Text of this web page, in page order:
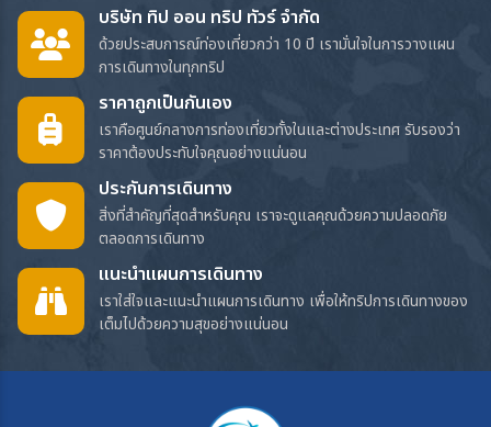
บริษัท ทิป ออน ทริป ทัวร์ จำกัด
ด้วยประสบการณ์ท่องเที่ยวกว่า 10 ปี เรามั่นใจในการวางแผน
การเดินทางในทุกทริป
ราคาถูกเป็นกันเอง
เราคือศูนย์กลางการท่องเที่ยวทั้งในและต่างประเทศ รับรองว่า
ราคาต้องประทับใจคุณอย่างแน่นอน
ประกันการเดินทาง
สิ่งที่สำคัญที่สุดสำหรับคุณ เราจะดูแลคุณด้วยความปลอดภัย
ตลอดการเดินทาง
แนะนำแผนการเดินทาง
เราใส่ใจและแนะนำแผนการเดินทาง เพื่อให้ทริปการเดินทางของ
เต็มไปด้วยความสุขอย่างแน่นอน